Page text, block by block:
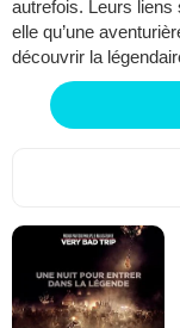
autrefois. Leurs liens
elle qu’une
découvrir la